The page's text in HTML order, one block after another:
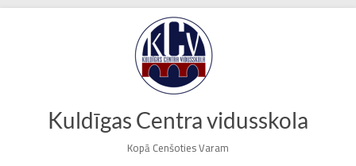
Skip
Kuldīgas Centra vidusskola
Kopā Cenšoties Varam